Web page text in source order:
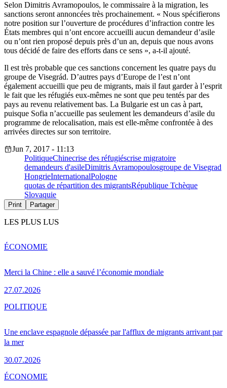
Selon Dimitris Avramopoulos, le commissaire à la migration, les
sanctions seront annoncées très prochainement. « Nous spécifierons
notre position sur l’ouverture de procédures d’infraction contre les
États membres qui n’ont encore accueilli aucun demandeur d’asile
ou n’ont rien proposé depuis près d’un an, depuis que nous avons
tous décidé de faire des efforts dans ce sens », a-t-il ajouté.
Il est très probable que ces sanctions concernent les quatre pays du
groupe de Visegrád. D’autres pays d’Europe de l’est n’ont
également accueilli que peu de migrants, mais il faut garder à l’esprit
le fait que les réfugiés eux-mêmes ne sont que peu tentés par des
pays au revenu relativement bas. La Bulgarie est un cas à part,
puisque Sofia n’accueille pas seulement les demandeurs d’asile du
programme de relocalisation, mais est elle-même confrontée à des
arrivées directes sur son territoire.
Jun 7, 2017 - 11:13
PolitiqueChinecrise des réfugiéscrise migratoire
demandeurs d'asileDimitris Avramopoulosgroupe de Visegrad
HongrieInternationalPologne
quotas de répartition des migrantsRépublique Tchèque
Slovaquie
Print Partager
LES PLUS LUS
Merci la Chine : elle a sauvé l’économie mondiale
27.07.2026
ÉCONOMIE
Une enclave espagnole dépassée par l'afflux de migrants arrivant par
la mer
30.07.2026
POLITIQUE
ÉCONOMIE